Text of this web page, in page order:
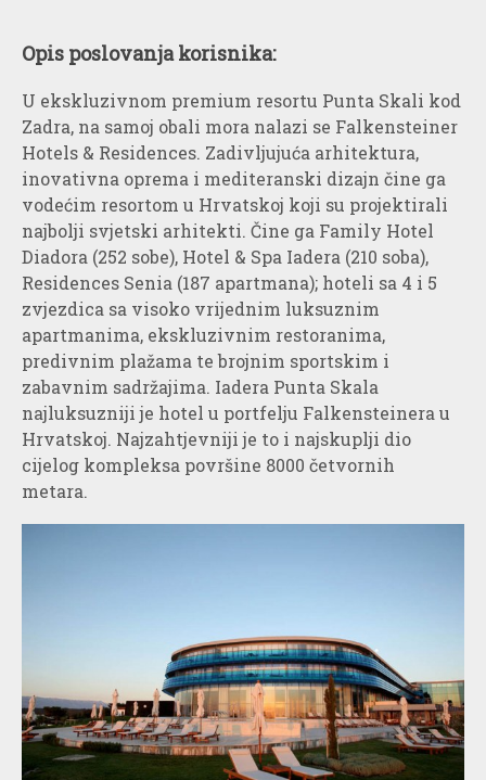
Opis poslovanja korisnika:
U ekskluzivnom premium resortu Punta Skali kod
Zadra, na samoj obali mora nalazi se Falkensteiner
Hotels & Residences. Zadivljujuća arhitektura,
inovativna oprema i mediteranski dizajn čine ga
vodećim resortom u Hrvatskoj koji su projektirali
najbolji svjetski arhitekti. Čine ga Family Hotel
Diadora (252 sobe), Hotel & Spa Iadera (210 soba),
Residences Senia (187 apartmana); hoteli sa 4 i 5
zvjezdica sa visoko vrijednim luksuznim
apartmanima, ekskluzivnim restoranima,
predivnim plažama te brojnim sportskim i
zabavnim sadržajima. Iadera Punta Skala
najluksuzniji je hotel u portfelju Falkensteinera u
Hrvatskoj. Najzahtjevniji je to i najskuplji dio
cijelog kompleksa površine 8000 četvornih
metara.